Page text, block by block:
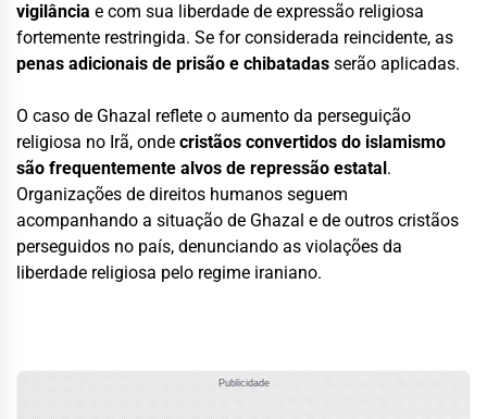
vigilância e com sua liberdade de expressão religiosa
fortemente restringida. Se for considerada reincidente, as
penas adicionais de prisão e chibatadas serão aplicadas.
O caso de Ghazal reflete o aumento da perseguição
religiosa no Irã, onde cristãos convertidos do islamismo
são frequentemente alvos de repressão estatal.
Organizações de direitos humanos seguem
acompanhando a situação de Ghazal e de outros cristãos
perseguidos no país, denunciando as violações da
liberdade religiosa pelo regime iraniano.
Publicidade